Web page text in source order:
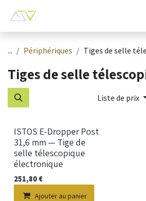
... Périphériques Tiges de selle
Tiges de selle
Liste de prix
ISTOS E-Dropper Post
31,6 mm — Tige de
selle télescopique
électronique
251,80 €
Ajouter au panier